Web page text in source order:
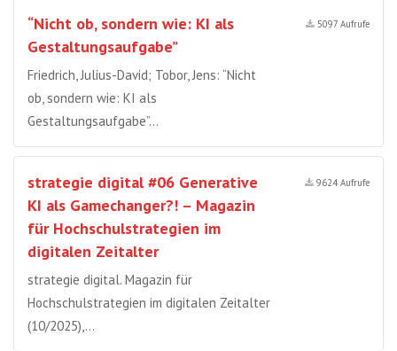
“Nicht ob, sondern wie: KI als
Gestaltungsaufgabe”
Friedrich, Julius-David; Tobor, Jens: “Nicht
ob, sondern wie: KI als
Gestaltungsaufgabe”…
5097 Aufrufe
strategie digital #06 Generative
KI als Gamechanger?! – Magazin
für Hochschulstrategien im
digitalen Zeitalter
strategie digital. Magazin für
Hochschulstrategien im digitalen Zeitalter
(10/2025),…
9624 Aufrufe